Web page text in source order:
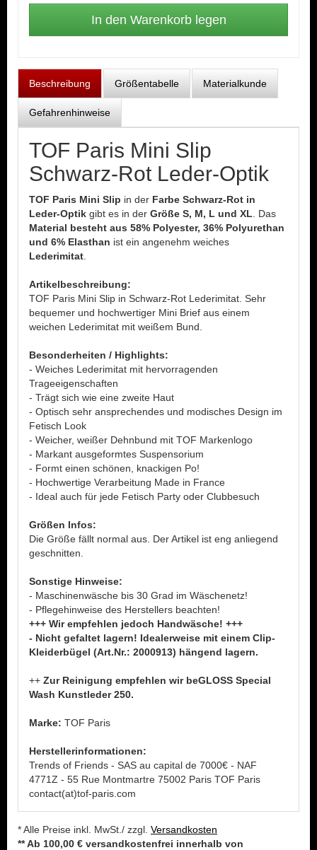
Beschreibung Größentabelle Materialkunde
Gefahrenhinweise
TOF Paris Mini Slip
Schwarz-Rot Leder-Optik
TOF Paris Mini Slip in der Farbe Schwarz-Rot in
Leder-Optik gibt es in der Größe S, M, L und XL . Das
Material besteht aus 58% Polyester, 36% Polyurethan
und 6% Elasthan ist ein angenehm weiches
Lederimitat
Artikelbeschreibung:
TOF Paris Mini Slip in Schwarz-Rot Lederimitat. Sehr
bequemer und hochwertiger Mini Brief aus einem
weichen Lederimitat mit weißem Bund.
Besonderheiten / Highlights:
- Weiches Lederimitat mit hervorragenden
Trageeigenschaften
- Trägt sich wie eine zweite Haut
- Optisch sehr ansprechendes und modisches Design im
Fetisch Look
- Weicher, weißer Dehnbund mit TOF Markenlogo
- Markant ausgeformtes Suspensorium
- Formt einen schönen, knackigen Po!
- Hochwertige Verarbeitung Made in France
- Ideal auch für jede Fetisch Party oder Clubbesuch
Größen Infos:
Die Größe fällt normal aus. Der Artikel ist eng anliegend
geschnitten.
Sonstige Hinweise:
- Maschinenwäsche bis 30 Grad im Wäschenetz!
- Pflegehinweise des Herstellers beachten!
+++ Wir empfehlen jedoch Handwäsche! +++
- Nicht gefaltet lagern! Idealerweise mit einem Clip-
Kleiderbügel (Art.Nr.: 2000913) hängend lagern.
++ Zur Reinigung empfehlen wir beGLOSS Special
Wash Kunstleder 250.
Marke: TOF Paris
Herstellerinformationen:
Trends of Friends - SAS au capital de 7000€ - NAF
4771Z - 55 Rue Montmartre 75002 Paris TOF Paris
contact(at)tof-paris.com
* Alle Preise inkl. MwSt./ zzgl. Versandkosten
** Ab 100,00 € versandkostenfrei innerhalb von